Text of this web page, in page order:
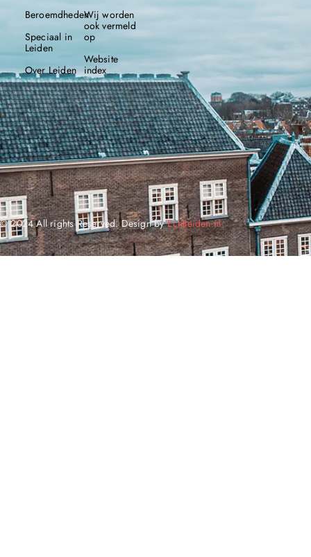
Beroemdheden
Speciaal in
Leiden
Over Leiden
Wij worden
ook vermeld
op
Website
index
© 2024 All rights Reserved. Design byEchtleiden.nl